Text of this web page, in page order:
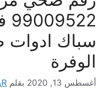
سباك ادوات
الوفرة
أغسطس 13, 2020 بقلم